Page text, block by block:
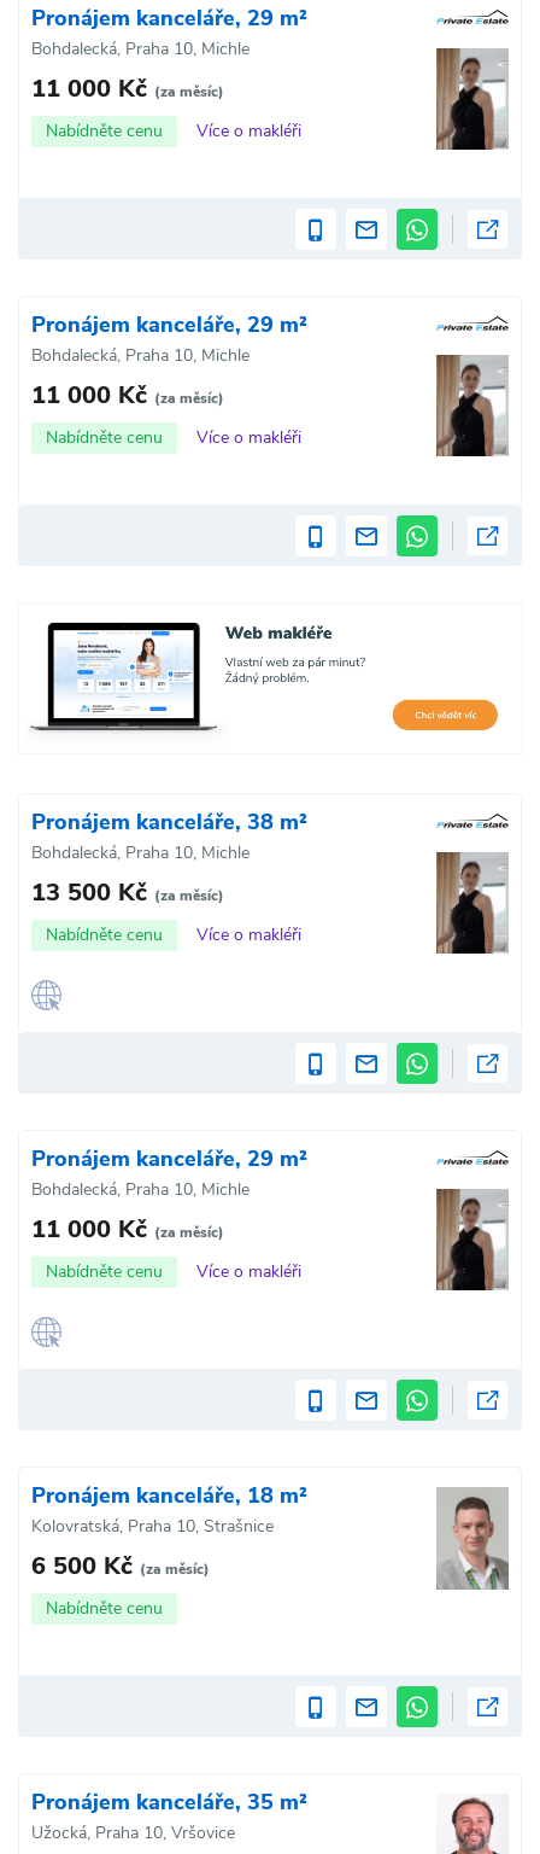
Pronájem kanceláře, 29 m²
Bohdalecká, Praha 10, Michle
11 000 Kč (za měsíc)
Nabídněte cenu Více o makléři
Pronájem kanceláře, 29 m²
Bohdalecká, Praha 10, Michle
11 000 Kč (za měsíc)
Nabídněte cenu Více o makléři
Pronájem kanceláře, 38 m²
Bohdalecká, Praha 10, Michle
13 500 Kč (za měsíc)
Nabídněte cenu Více o makléři
Pronájem kanceláře, 29 m²
Bohdalecká, Praha 10, Michle
11 000 Kč (za měsíc)
Nabídněte cenu Více o makléři
Pronájem kanceláře, 18 m²
Kolovratská, Praha 10, Strašnice
6 500 Kč (za měsíc)
Nabídněte cenu
Pronájem kanceláře, 35 m²
Užocká, Praha 10, Vršovice